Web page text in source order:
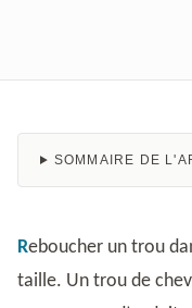
SOMMAIRE DE
Reboucher un trou dans du placo dépend d’abord de sa
taille. Un trou de